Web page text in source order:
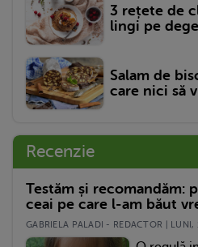
3 rețete de
lingi pe
Salam de
care nici să
Recenzie
Testăm și recomandăm:
ceai pe care l-am băut
GABRIELA PALADI - REDACTOR | LUNI,